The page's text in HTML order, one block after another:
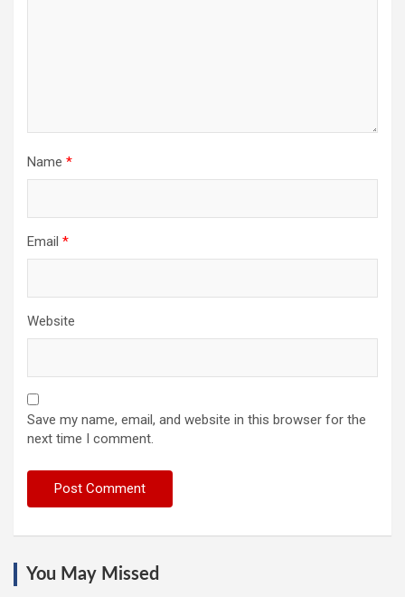
Name *
Email *
Website
Save my name, email, and website in this browser for the
next time I comment.
You May Missed